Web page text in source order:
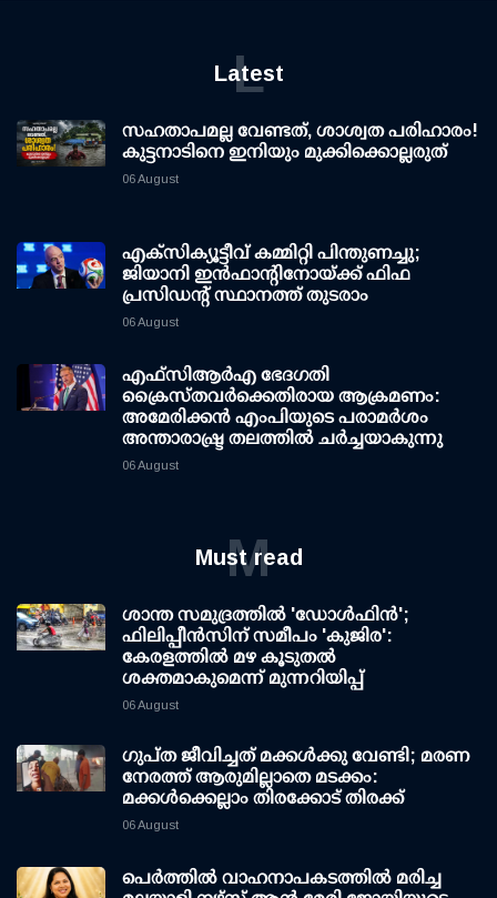
Latest
L
സഹതാപമല്ല വേണ്ടത്, ശാശ്വത പരിഹാരം!
കുട്ടനാടിനെ ഇനിയും മുക്കിക്കൊല്ലരുത്
06 August
എക്സിക്യൂട്ടീവ് കമ്മിറ്റി പിന്തുണച്ചു;
ജിയാനി ഇന്‍ഫാന്റിനോയ്ക്ക് ഫിഫ
പ്രസിഡന്റ് സ്ഥാനത്ത് തുടരാം
06 August
എഫ്‌സി‌ആര്‍‌എ ഭേദഗതി
ക്രൈസ്തവർക്കെതിരായ ആക്രമണം:
അമേരിക്കൻ എംപിയുടെ പരാമർശം
അന്താരാഷ്ട്ര തലത്തിൽ ചർച്ചയാകുന്നു
06 August
Must read
M
ശാന്ത സമുദ്രത്തില്‍ 'ഡോള്‍ഫിന്‍';
ഫിലിപ്പീന്‍സിന് സമീപം 'കുജിര':
കേരളത്തില്‍ മഴ കൂടുതല്‍
ശക്തമാകുമെന്ന് മുന്നറിയിപ്പ്
06 August
ഗുപ്ത ജീവിച്ചത് മക്കള്‍ക്കു വേണ്ടി; മരണ
നേരത്ത് ആരുമില്ലാതെ മടക്കം:
മക്കള്‍ക്കെല്ലാം തിരക്കോട് തിരക്ക്
06 August
പെർത്തിൽ വാഹനാപകടത്തിൽ മരിച്ച